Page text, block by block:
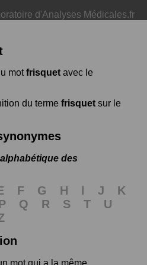
d'Analyses Médicales.fr
motfrisquet avec le
du terme frisquet sur le
des
F G H I J
K
Q R S T
U
mot qui a la même